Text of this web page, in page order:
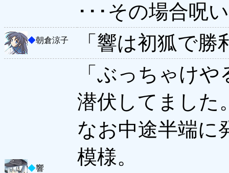
･･･その場合呪
◆朝倉涼子 「響は初狐で
◆響
「ぶっちゃけ
潜伏してました
なお中途半端に
模様。